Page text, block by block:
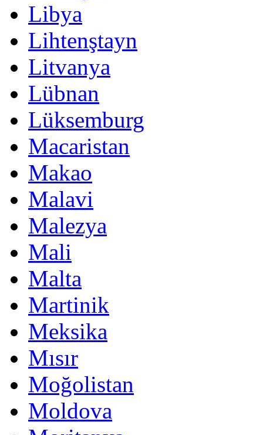
Libya
Lihtenştayn
Litvanya
Lübnan
Lüksemburg
Macaristan
Makao
Malavi
Malezya
Mali
Malta
Martinik
Meksika
Mısır
Moğolistan
Moldova